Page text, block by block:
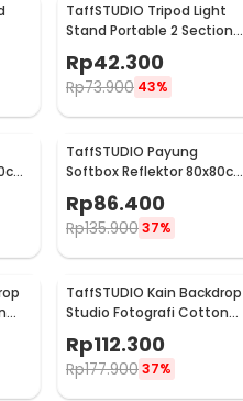
TaffSTUDIO Tripod Light
Stand Portable 2 Section
150cm - TB-037
Rp42.300
Rp73.900 43%
TaffSTUDIO Payung
Softbox Reflektor 80x80cm
E27 Single Socket - LD-
TZ206
Rp86.400
Rp135.90037%
TaffSTUDIO Kain Backdrop
Studio Fotografi Cotton
Textile Muslin Cloth
300x300cm - B29
Rp112.300
Rp177.90037%